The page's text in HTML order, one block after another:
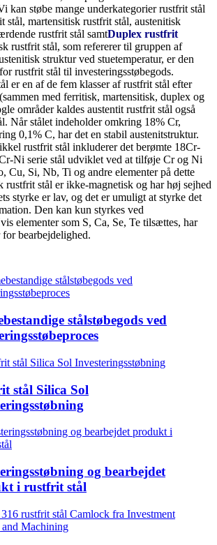
kan støbe mange underkategorier rustfrit stål
stål, martensitisk rustfrit stål, austenitisk
rustfrit stål samtDuplex rustfrit
rustfrit stål, som refererer til gruppen af
struktur ved stuetemperatur, er den
rustfrit stål til investeringsstøbegods.
er en af ​​de fem klasser af rustfrit stål efter
med ferritisk, martensitisk, duplex og
områder kaldes austentit rustfrit stål også
Når stålet indeholder omkring 18% Cr,
0,1% C, har det en stabil austenitstruktur.
rustfrit stål inkluderer det berømte 18Cr-
Ni serie stål udviklet ved at tilføje Cr og Ni
Cu, Si, Nb, Ti og andre elementer på dette
rustfrit stål er ikke-magnetisk og har høj sejhed
styrke er lav, og det er umuligt at styrke det
Den kan kun styrkes ved
elementer som S, Ca, Se, Te tilsættes, har
for bearbejdelighed.
stålstøbegods ved
stål Silica Sol
og bearbejdet
i rustfrit stål